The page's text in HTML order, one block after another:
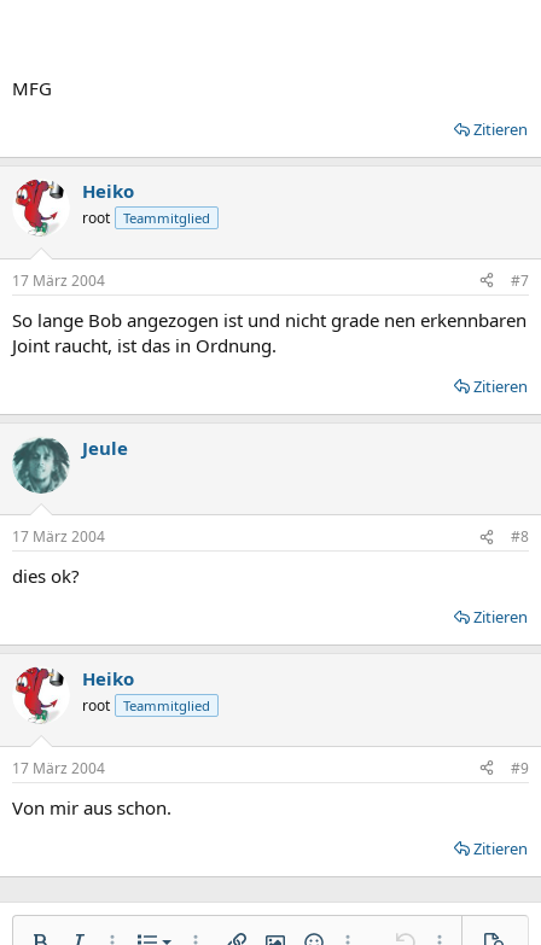
MFG
Zitieren
Heiko
root Teammitglied
17 März 2004 #7
So lange Bob angezogen ist und nicht grade nen erkennbaren
Joint raucht, ist das in Ordnung.
Zitieren
Jeule
17 März 2004 #8
dies ok?
Zitieren
Heiko
root Teammitglied
17 März 2004 #9
Von mir aus schon.
Zitieren